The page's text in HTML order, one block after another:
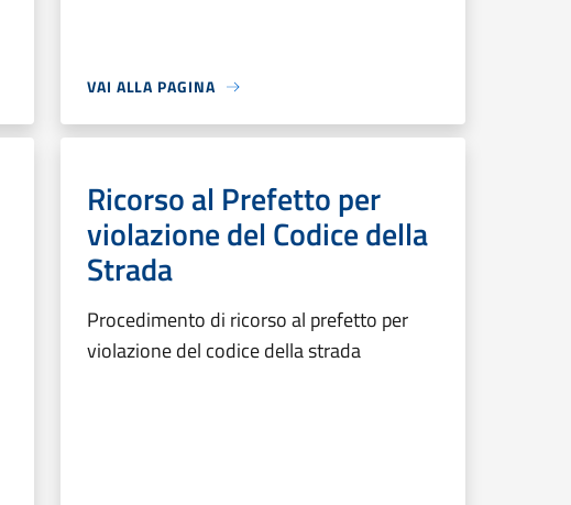
VAI ALLA PAGINA
Ricorso al Prefetto per
violazione del Codice della
Strada
Procedimento di ricorso al prefetto per
violazione del codice della strada